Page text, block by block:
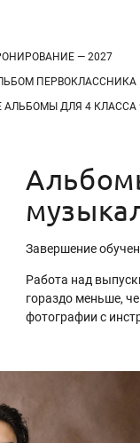
— 2027
ПЕРВОКЛАССНИКА
АЛЬБОМЫ ДЛЯ 4 КЛАССА
Завершение
Работа над
гораздо меньше,
фотографии с